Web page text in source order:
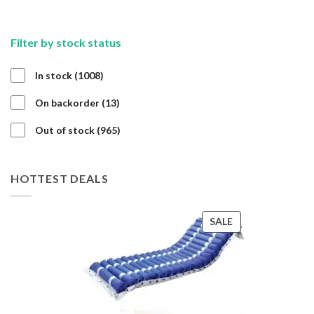
Filter by stock status
In stock 10081008
On backorder 1313
Out of stock 965965
HOTTEST DEALS
SALEPRODUCT
ON